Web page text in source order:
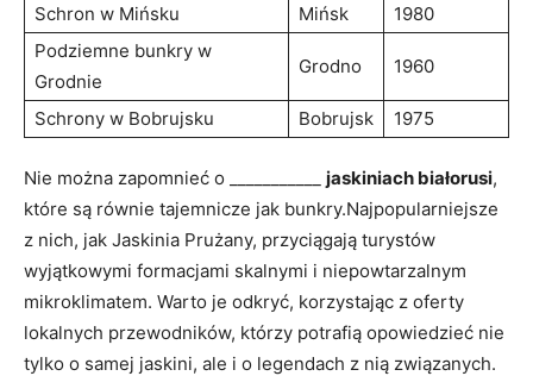
Schron w‍ Mińsku
Mińsk
1980
Podziemne⁢ bunkry​ w
Grodnie
Grodno 1960
Schrony w Bobrujsku Bobrujsk 1975
Nie można ⁤zapomnieć o ___________ jaskiniach ‍białorusi,
które są równie tajemnicze jak bunkry.Najpopularniejsze
z nich,⁤ jak Jaskinia Prużany, przyciągają turystów
wyjątkowymi formacjami skalnymi i ⁣niepowtarzalnym
mikroklimatem. Warto je⁣ odkryć, korzystając z oferty
lokalnych⁣ przewodników, ‌którzy potrafią opowiedzieć nie
tylko o samej jaskini, ale i o legendach z nią związanych.